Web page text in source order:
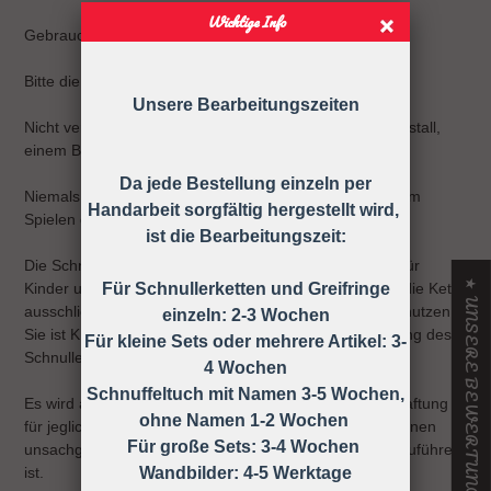
Gebrauchsanweisung
Bitte die Schnullerkette nur an der Kleidung befestigen!
Nicht verwenden, wenn der Säugling sich in einem Laufstall,
einem Bett oder einer Wiege befindet
Niemals die Schnullerkette dem Kind ohne Schnuller zum
Spielen geben.
Die Schnullerkette darf nicht unbefestigt als Spielzeug für
Kinder unter 36 Monaten verwendet werden, daher ist die Kette
ausschließlich unter Aufsicht eines Erwachsenen zu benutzen!
Sie ist KEIN Spielzeug, sondern dient nur zur Befestigung des
Schnullers an der Kleidung.
Es wird ausdrücklich darauf hingewiesen, dass keine Haftung
für jegliche Art von Risiken übernommen wird, die auf einen
unsachgemäßen Gebrauch der Schnullerkette zurück zuführen
ist.
★ UNSERE BEWERTUNGEN
Wichtige Info
Unsere Bearbeitungszeiten
Da jede Bestellung einzeln per
Handarbeit sorgfältig hergestellt wird,
ist die Bearbeitungszeit:
Für Schnullerketten und Greifringe
einzeln: 2-3 Wochen
Für kleine Sets oder mehrere Artikel: 3-
4 Wochen
Schnuffeltuch mit Namen 3-5 Wochen,
ohne Namen 1-2 Wochen
Für große Sets: 3-4 Wochen
Wandbilder: 4-5 Werktage